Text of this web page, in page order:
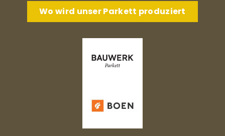
Wo wird unser Parkett produziert